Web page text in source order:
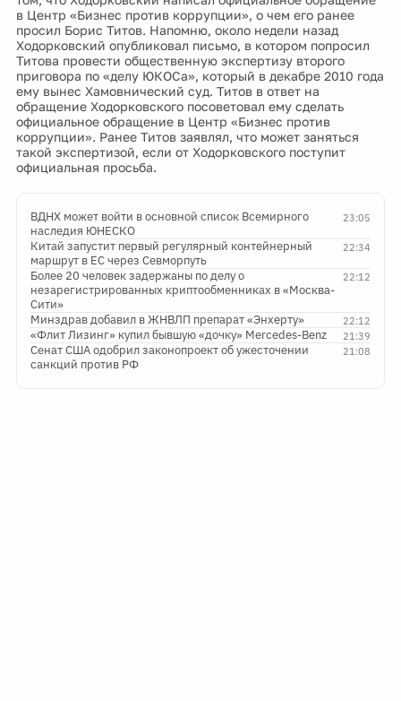
в Центр «Бизнес против коррупции», о чем его ранее
просил Борис Титов. Напомню, около недели назад
Ходорковский опубликовал письмо, в котором попросил
Титова провести общественную экспертизу второго
приговора по «делу ЮКОСа», который в декабре 2010 года
ему вынес Хамовнический суд. Титов в ответ на
обращение Ходорковского посоветовал ему сделать
официальное обращение в Центр «Бизнес против
коррупции». Ранее Титов заявлял, что может заняться
такой экспертизой, если от Ходорковского поступит
официальная просьба.
23:05
ВДНХ может войти в основной список Всемирного
наследия ЮНЕСКО
22:34
Китай запустит первый регулярный контейнерный
маршрут в ЕС через Севморпуть
22:12
Более 20 человек задержаны по делу о
незарегистрированных криптообменниках в «Москва-
Сити»
22:12
Минздрав добавил в ЖНВЛП препарат «Энхерту»
21:39
«Флит Лизинг» купил бывшую «дочку» Mercedes-Benz
21:08
Сенат США одобрил законопроект об ужесточении
санкций против РФ